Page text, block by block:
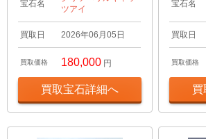
宝石名
ツアイ
買取日 2026年06月05日
買取価格 180,000 円
買取宝石詳細へ
宝石名
買取日
買取価格
買